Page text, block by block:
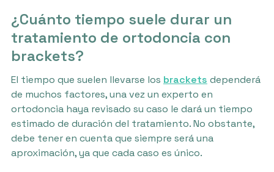
¿Cuánto tiempo suele durar un
tratamiento de ortodoncia con
brackets?
El tiempo que suelen llevarse los brackets dependerá
de muchos factores, una vez un experto en
ortodoncia haya revisado su caso le dará un tiempo
estimado de duración del tratamiento. No obstante,
debe tener en cuenta que siempre será una
aproximación, ya que cada caso es único.